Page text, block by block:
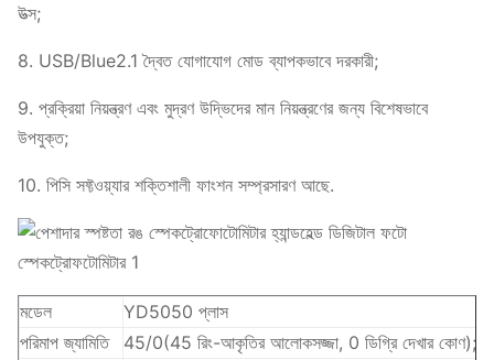
উত্স;
8. USB/Blue2.1 দ্বৈত যোগাযোগ মোড ব্যাপকভাবে দরকারী;
9. প্রক্রিয়া নিয়ন্ত্রণ এবং মুদ্রণ উদ্ভিদের মান নিয়ন্ত্রণের জন্য বিশেষভাবে
উপযুক্ত;
10. পিসি সফ্টওয়্যার শক্তিশালী ফাংশন সম্প্রসারণ আছে.
মডেল
YD5050 প্লাস
পরিমাপ জ্যামিতি
45/0(45 রিং-আকৃতির আলোকসজ্জা, 0 ডিগ্রি দেখার